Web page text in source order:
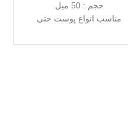
حجم : 50 میل
مناسب انواع پوست حتی
++++SPF50+ PA